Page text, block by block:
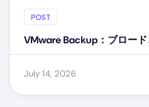
POST
VMware Backup：ブロー
July 14, 2026